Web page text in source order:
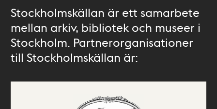
Stockholmskällan är ett samarbete
mellan arkiv, bibliotek och museer i
Stockholm. Partnerorganisationer
till Stockholmskällan är: